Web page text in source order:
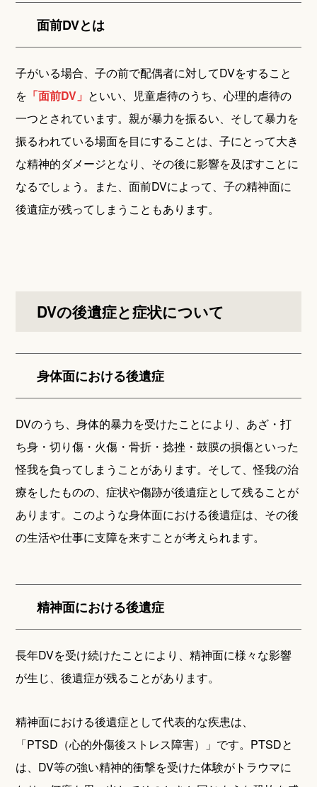
面前DVとは
子がいる場合、子の前で配偶者に対してDVをすること
を 「面前DV」 といい、児童虐待のうち、心理的虐待の
一つとされています。親が暴力を振るい、そして暴力を
振るわれている場面を目にすることは、子にとって大き
な精神的ダメージとなり、その後に影響を及ぼすことに
なるでしょう。また、面前DVによって、子の精神面に
後遺症が残ってしまうこともあります。
DVの後遺症と症状について
身体面における後遺症
DVのうち、身体的暴力を受けたことにより、あざ・打
ち身・切り傷・火傷・骨折・捻挫・鼓膜の損傷といった
怪我を負ってしまうことがあります。そして、怪我の治
療をしたものの、症状や傷跡が後遺症として残ることが
あります。このような身体面における後遺症は、その後
の生活や仕事に支障を来すことが考えられます。
精神面における後遺症
長年DVを受け続けたことにより、精神面に様々な影響
が生じ、後遺症が残ることがあります。
精神面における後遺症として代表的な疾患は、
「PTSD（心的外傷後ストレス障害）」です。PTSDと
は、DV等の強い精神的衝撃を受けた体験がトラウマに